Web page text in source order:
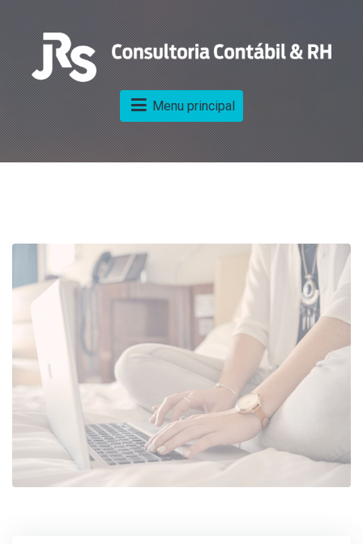
Menu principal